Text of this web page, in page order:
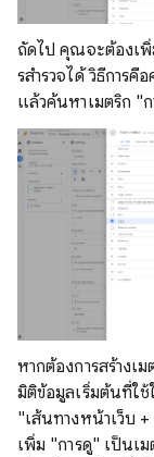
ถัดไป คุณจะต้องเพิ่
รสํารวจได้ วิธีการ
แล้วค้นหาเมตริก "
หากต้องการสร้างเ
มิติข้อมูลเริ่มต้นที่ใ
"เส้นทางหน้าเว็บ
เพิ่ม "การดู" เป็นเ